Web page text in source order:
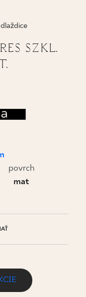
SZKL.
povrch
mat